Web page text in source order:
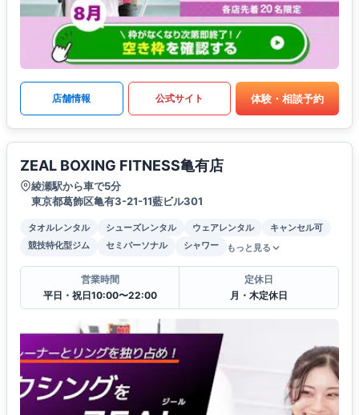
店舗情報 公式サイト 体験・相談予約
ZEAL BOXING FITNESS亀有店
綾瀬駅から車で5分
東京都葛飾区亀有3-21-11藍ビル301
タオルレンタル シューズレンタル ウェアレンタル
キャンセル可
競技特化型ジム
セミパーソナル シャワー もっと見る
営業時間
平日・祝日10:00〜22:00
定休日
月・木定休日